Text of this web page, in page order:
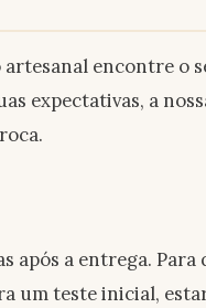
encontre o
expectativas, a
a entrega. Para
um teste inicial,